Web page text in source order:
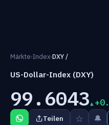
Märkte›Index›DXY /
US-Dollar-Index (DXY)
99.6043
Teilen ☆ 🔔